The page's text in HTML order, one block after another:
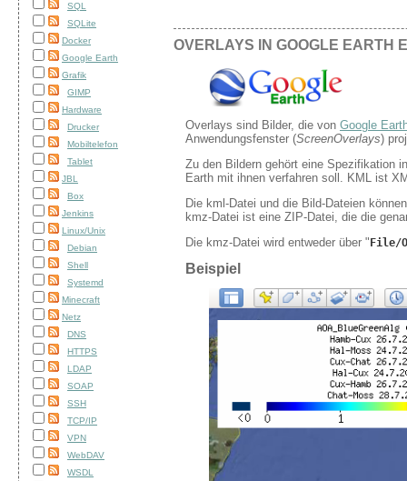
SQL
SQLite
Docker
Google Earth
Grafik
GIMP
Hardware
Drucker
Mobiltelefon
Tablet
JBL
Box
Jenkins
Linux/Unix
Debian
Shell
Systemd
Minecraft
Netz
DNS
HTTPS
LDAP
SOAP
SSH
TCP/IP
VPN
WebDAV
WSDL
OVERLAYS IN GOOGLE EARTH
Overlays sind Bilder, die von Google
Anwendungsfenster (ScreenOverlays)
Zu den Bildern gehört eine Spezifikation
Earth mit ihnen verfahren soll. KML ist
Die kml-Datei und die Bild-Dateien
kmz-Datei ist eine ZIP-Datei, die die
Die kmz-Datei wird entweder über " File/
Beispiel